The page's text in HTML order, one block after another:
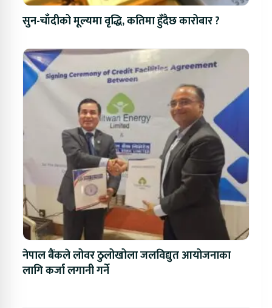
सुन-चाँदीको मूल्यमा वृद्धि, कतिमा हुँदैछ कारोबार ?
नेपाल बैंकले लोवर ठुलोखोला जलविद्युत आयोजनाका
लागि कर्जा लगानी गर्ने